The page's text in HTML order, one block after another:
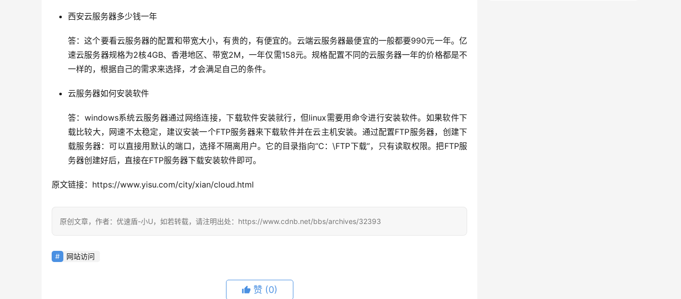
西安云服务器多少钱一年
答：这个要看云服务器的配置和带宽大小，有贵的，有便宜的。云端云服务器最便宜的一般都要990元一年。亿
速云服务器规格为2核4GB、香港地区、带宽2M，一年仅需158元。规格配置不同的云服务器一年的价格都是不
一样的，根据自己的需求来选择，才会满足自己的条件。
云服务器如何安装软件
答：windows系统云服务器通过网络连接，下载软件安装就行，但linux需要用命令进行安装软件。如果软件下
载比较大，网速不太稳定，建议安装一个FTP服务器来下载软件并在云主机安装。通过配置FTP服务器，创建下
载服务器：可以直接用默认的端口，选择不隔离用户。它的目录指向“C：\FTP下载”，只有读取权限。把FTP服
务器创建好后，直接在FTP服务器下载安装软件即可。
原文链接：https://www.yisu.com/city/xian/cloud.html
原创文章，作者：优速盾-小U，如若转载，请注明出处：https://www.cdnb.net/bbs/archives/32393
网站访问
赞 (0)